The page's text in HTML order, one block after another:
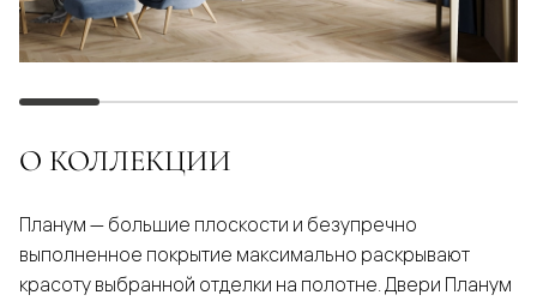
О КОЛЛЕКЦИИ
Планум — большие плоскости и безупречно
выполненное покрытие максимально раскрывают
красоту выбранной отделки на полотне. Двери Планум